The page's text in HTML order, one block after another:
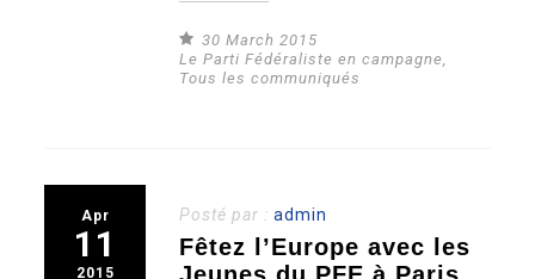
30 March 2015
Le Parti Fédéraliste en campagne,
Tous les communiqués
Apr
11
2015
Posté par :admin
Fêtez l’Europe avec les